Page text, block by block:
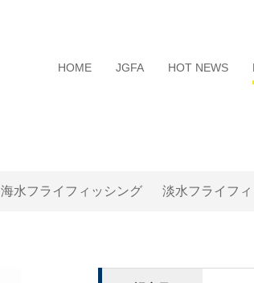
HOME JGFA HOT NEWS
海水フライフィッシング 淡水フライフ